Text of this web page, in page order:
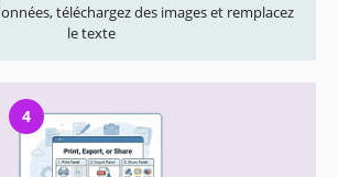
téléchargez des images et remplacez
le texte
4